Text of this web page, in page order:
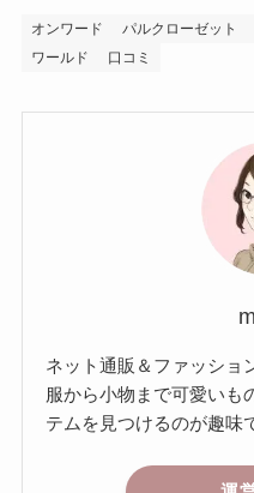
オンワード パルクローゼット
ワールド
口コミ
ネット通販＆ファッショ
服から小物まで可愛いも
テムを見つけるのが趣味